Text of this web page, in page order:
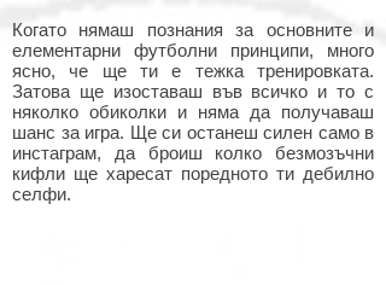
Когато нямаш познания за основните и
елементарни футболни принципи, много
ясно, че ще ти е тежка тренировката.
Затова ще изоставаш във всичко и то с
няколко обиколки и няма да получаваш
шанс за игра. Ще си останеш силен само в
инстаграм, да броиш колко безмозъчни
кифли ще харесат поредното ти дебилно
селфи.